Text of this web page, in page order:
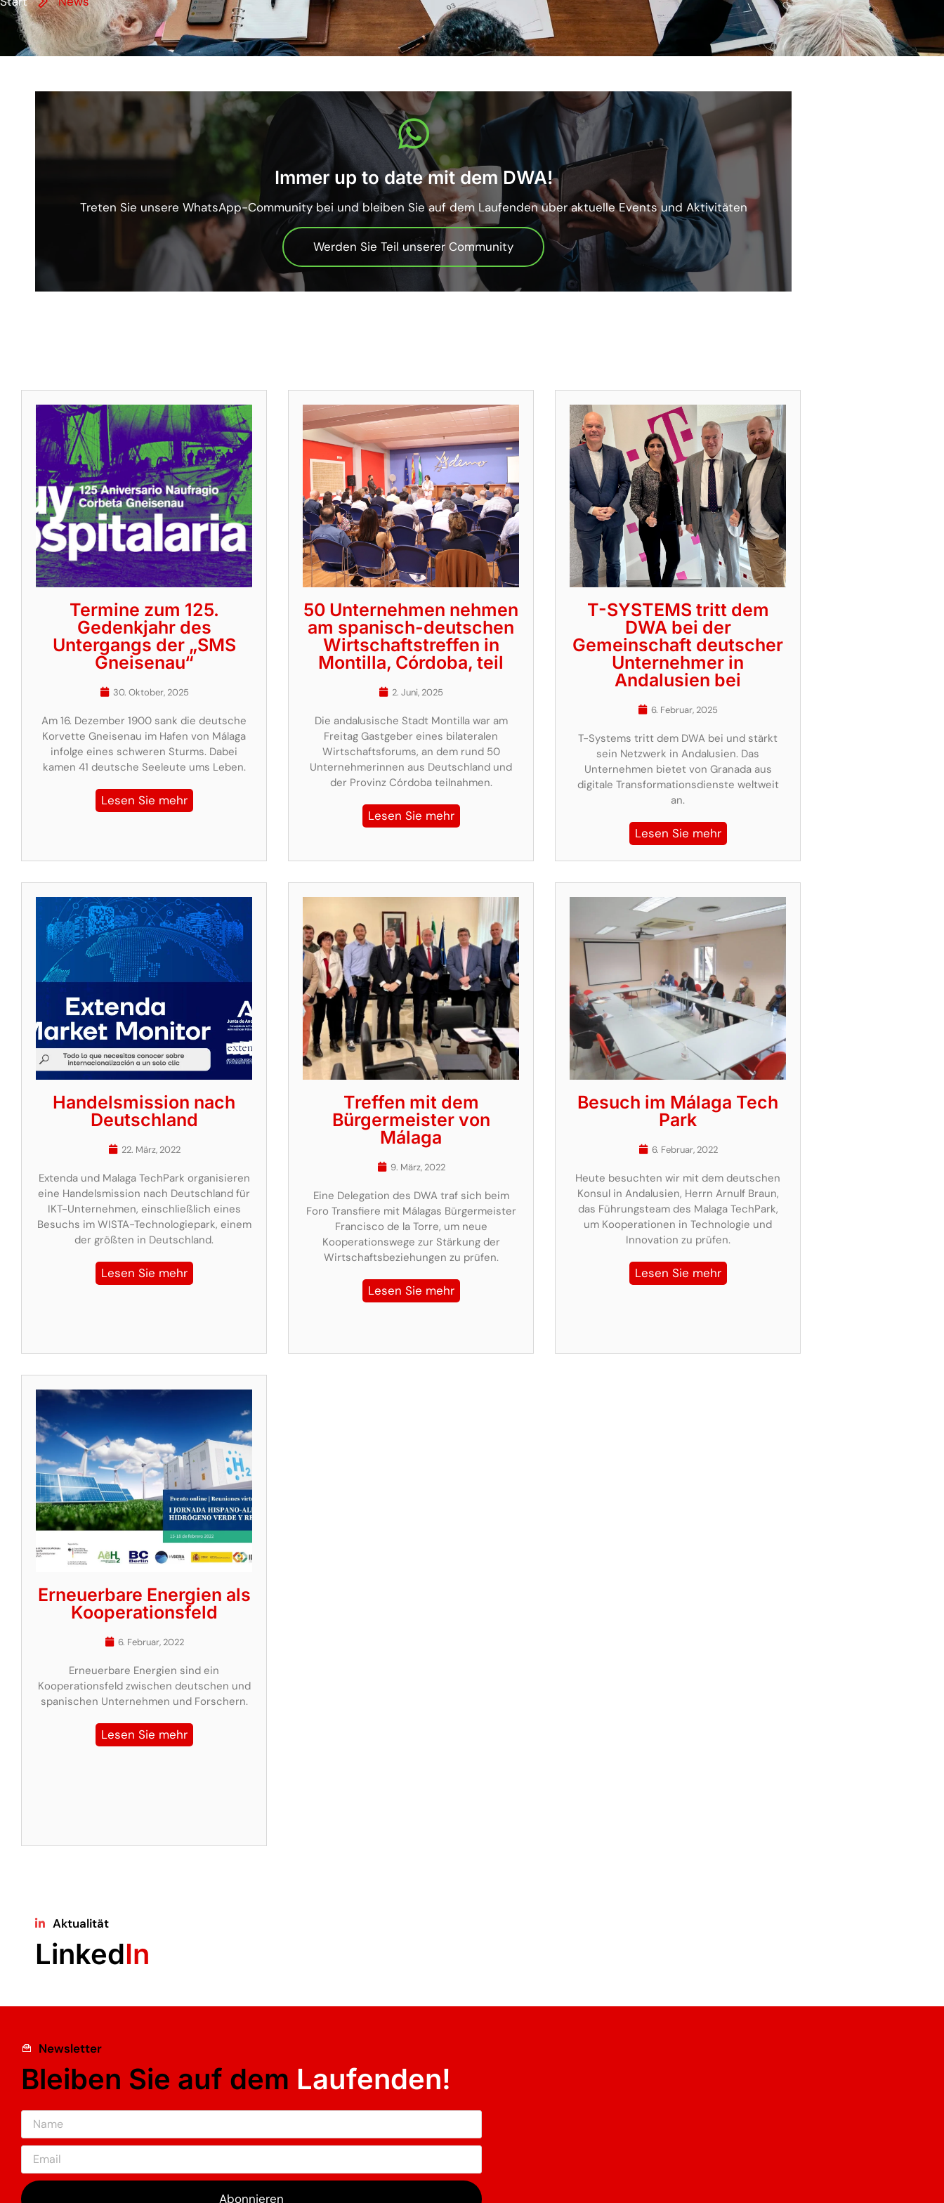
Immer up to date mit dem DWA!
Treten Sie unsere WhatsApp-Community bei und bleiben Sie auf dem Laufenden über aktuelle Events und Aktivitäten
Werden Sie Teil unserer Community
Termine zum 125.
Gedenkjahr des
Untergangs der „SMS
Gneisenau“
30. Oktober, 2025
Am 16. Dezember 1900 sank die deutsche
Korvette Gneisenau im Hafen von Málaga
infolge eines schweren Sturms. Dabei
kamen 41 deutsche Seeleute ums Leben.
Lesen Sie mehr
50 Unternehmen nehmen
am spanisch-deutschen
Wirtschaftstreffen in
Montilla, Córdoba, teil
2. Juni, 2025
Die andalusische Stadt Montilla war am
Freitag Gastgeber eines bilateralen
Wirtschaftsforums, an dem rund 50
Unternehmerinnen aus Deutschland und
der Provinz Córdoba teilnahmen.
Lesen Sie mehr
T-SYSTEMS tritt dem
DWA bei der
Gemeinschaft deutscher
Unternehmer in
Andalusien bei
6. Februar, 2025
T-Systems tritt dem DWA bei und stärkt
sein Netzwerk in Andalusien. Das
Unternehmen bietet von Granada aus
digitale Transformationsdienste weltweit
an.
Lesen Sie mehr
Handelsmission nach
Deutschland
22. März, 2022
Extenda und Malaga TechPark organisieren
eine Handelsmission nach Deutschland für
IKT-Unternehmen, einschließlich eines
Besuchs im WISTA-Technologiepark, einem
der größten in Deutschland.
Lesen Sie mehr
Treffen mit dem
Bürgermeister von
Málaga
9. März, 2022
Eine Delegation des DWA traf sich beim
Foro Transfiere mit Málagas Bürgermeister
Francisco de la Torre, um neue
Kooperationswege zur Stärkung der
Wirtschaftsbeziehungen zu prüfen.
Lesen Sie mehr
Besuch im Málaga Tech
Park
6. Februar, 2022
Heute besuchten wir mit dem deutschen
Konsul in Andalusien, Herrn Arnulf Braun,
das Führungsteam des Malaga TechPark,
um Kooperationen in Technologie und
Innovation zu prüfen.
Lesen Sie mehr
Erneuerbare Energien als
Kooperationsfeld
6. Februar, 2022
Erneuerbare Energien sind ein
Kooperationsfeld zwischen deutschen und
spanischen Unternehmen und Forschern.
Lesen Sie mehr
Aktualität
LinkedIn
Newsletter
Bleiben Sie auf dem Laufenden!
Abonnieren